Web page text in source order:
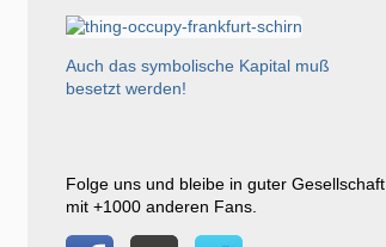
Auch das symbolische Kapital muß
besetzt werden!
Folge uns und bleibe in guter Gesellschaft
mit +1000 anderen Fans.